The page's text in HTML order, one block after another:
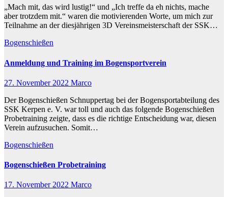
„Mach mit, das wird lustig!“ und „Ich treffe da eh nichts, mache
aber trotzdem mit.“ waren die motivierenden Worte, um mich zur
Teilnahme an der diesjährigen 3D Vereinsmeisterschaft der SSK…
Bogenschießen
Anmeldung und Training im Bogensportverein
27. November 2022 Marco
Der Bogenschießen Schnuppertag bei der Bogensportabteilung des
SSK Kerpen e. V. war toll und auch das folgende Bogenschießen
Probetraining zeigte, dass es die richtige Entscheidung war, diesen
Verein aufzusuchen. Somit…
Bogenschießen
Bogenschießen Probetraining
17. November 2022 Marco